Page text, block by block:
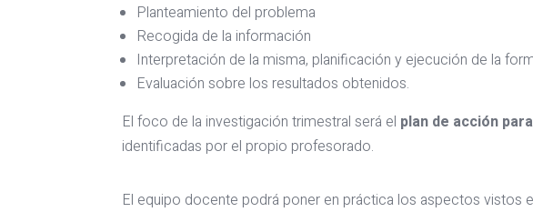
Planteamiento del problema
Recogida de la información
Interpretación de la misma, planificación y ejecución de la
Evaluación sobre los resultados obtenidos.
El foco de la investigación trimestral será el plan de acción
identificadas por el propio profesorado.
El equipo docente podrá poner en práctica los aspectos vistos